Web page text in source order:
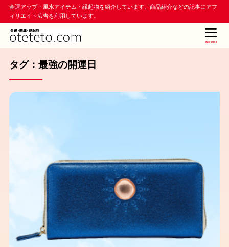
金運アップ・風水アイテム・縁起物を紹介しています。商品紹介などの記事にアフ
ィリエイト広告を利用しています。
MENU
タグ：最強の開運日